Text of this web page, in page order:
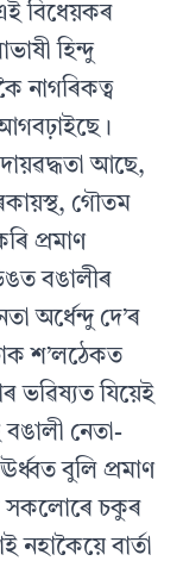
বিধেয়কৰ
হিন্দু
নাগৰিকত্ব
আছে,
গৌতম
প্ৰমাণ
বঙালীৰ
অৰ্ধেন্দু দে’ৰ
শ’লঠেকত
ভৱিষ‍্যত যিয়েই
নেতা-
বুলি প্ৰমাণ
সকলোৰে চকুৰ
বাৰ্তা